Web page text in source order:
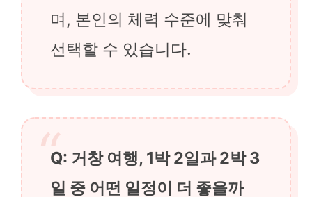
며, 본인의 체력 수준에 맞춰
선택할 수 있습니다.
Q: 거창 여행, 1박 2일과 2박 3
일 중 어떤 일정이 더 좋을까